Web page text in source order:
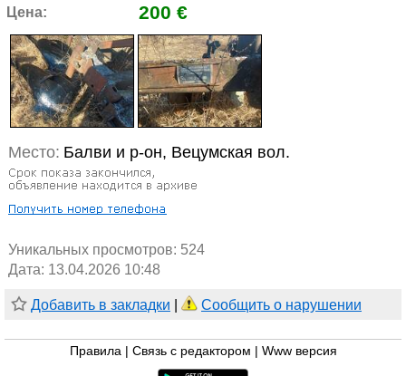
Цена: 200 €
Место: Балви и р-он, Вецумская вол.
Уникальных просмотров: 524
Дата: 13.04.2026 10:48
Добавить в закладки Сообщить о нарушении
Правила Связь с редактором Www версия